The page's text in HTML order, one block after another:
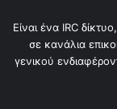
Είναι ένα IRC
σε κανάλια
γενικού